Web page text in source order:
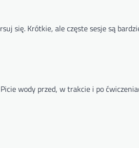
się. Krótkie, ale częste sesje są
wody przed, w trakcie i po